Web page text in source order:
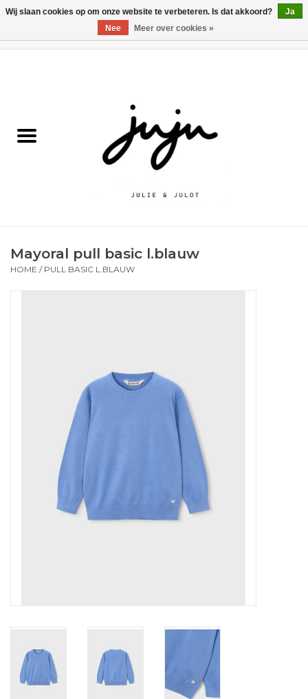
Kledij jongens
Schoenen
Cadeaubonnen
Mayoral pull basic l.blauw
HOME / PULL BASIC L.BLAUW
Wij slaan cookies op om onze website te verbeteren. Is dat akkoord?
Ja
Nee
Meer over cookies »